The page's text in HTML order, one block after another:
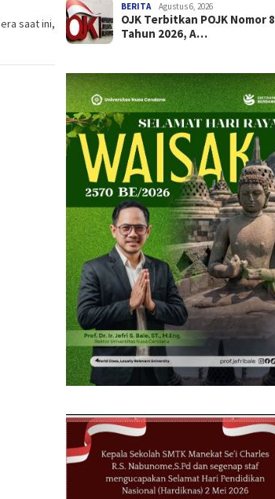
saat ini,
BERITA Agustus 6, 2026
OJK Terbitkan POJK Nomor 8
Tahun 2026, A…